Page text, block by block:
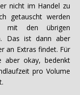
nicht im Handel zu
getauscht werden
mit den übrigen
Das ist dann aber
an Extras findet. Für
aber okay, bedenkt
pro Volume